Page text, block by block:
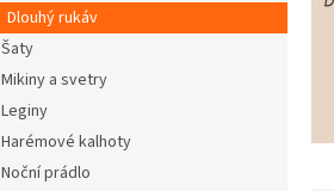
Dlouhý rukáv
Šaty
Mikiny a svetry
Leginy
Harémové kalhoty
Noční prádlo